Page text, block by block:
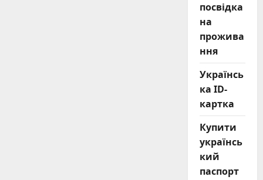
посвідка
на
прожива
ння
Українсь
ка ID-
картка
Купити
українсь
кий
паспорт